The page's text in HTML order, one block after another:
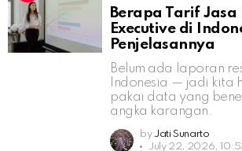
Berapa Tarif Jasa
Executive di
Penjelasannya
Belum ada laporan
Indonesia — jadi kita
pakai data yang
angka karangan.
by Jati Sunarto
July 22, 2026,